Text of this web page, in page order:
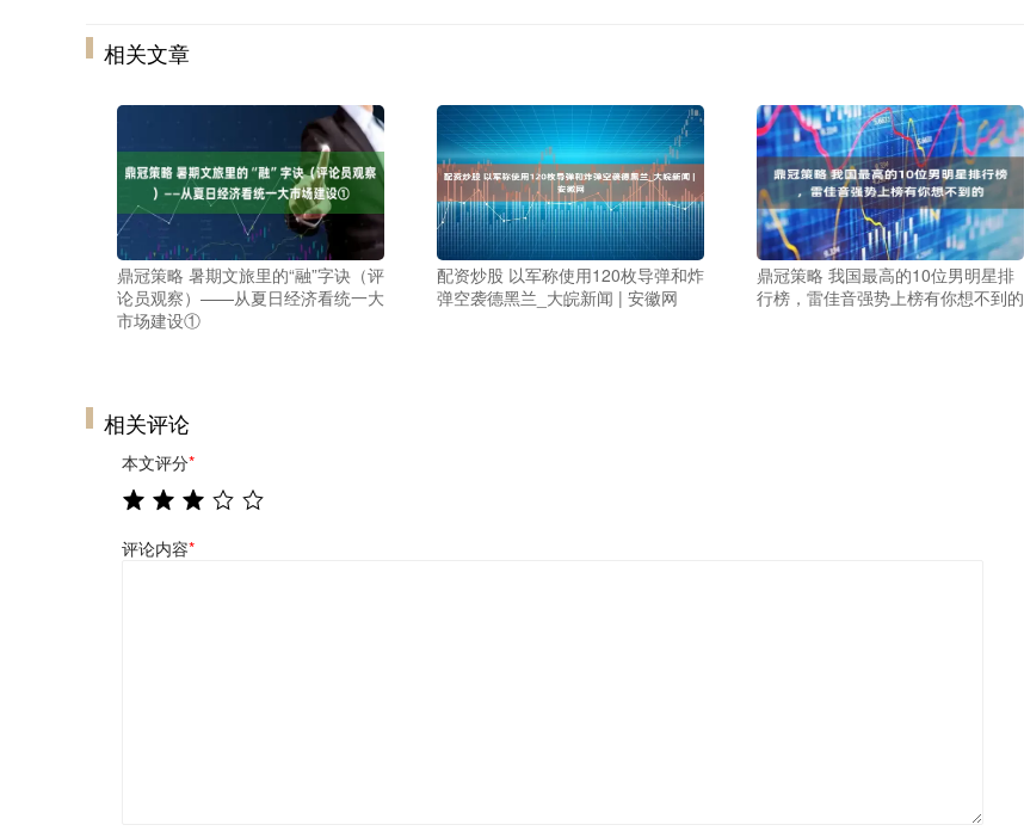
相关文章
鼎冠策略 暑期文旅里的“融”字诀（评
论员观察）——从夏日经济看统一大
市场建设①
配资炒股 以军称使用120枚导弹和炸
弹空袭德黑兰_大皖新闻 | 安徽网
鼎冠策略 我国最高的10位男明星排
行榜，雷佳音强势上榜有你想不到的
相关评论
本文评分*
评论内容*